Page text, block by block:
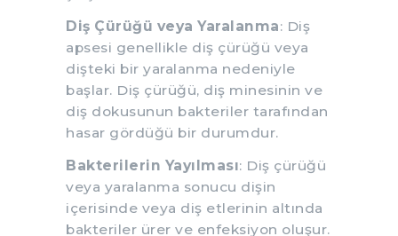
Diş Çürüğü veya Yaralanma: Diş
apsesi genellikle diş çürüğü veya
dişteki bir yaralanma nedeniyle
başlar. Diş çürüğü, diş minesinin ve
diş dokusunun bakteriler tarafından
hasar gördüğü bir durumdur.
Bakterilerin Yayılması: Diş çürüğü
veya yaralanma sonucu dişin
içerisinde veya diş etlerinin altında
bakteriler ürer ve enfeksiyon oluşur.